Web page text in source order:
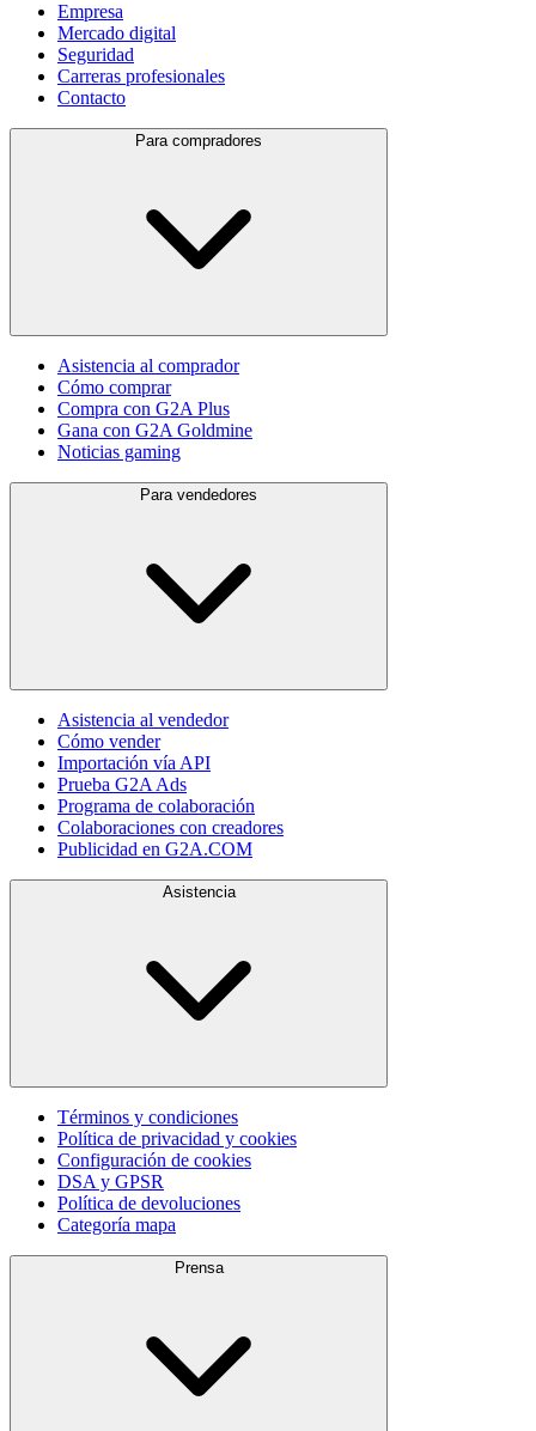
Empresa
Mercado digital
Seguridad
Carreras profesionales
Contacto
Para compradores
Asistencia al comprador
Cómo comprar
Compra con G2A Plus
Gana con G2A Goldmine
Noticias gaming
Para vendedores
Asistencia al vendedor
Cómo vender
Importación vía API
Prueba G2A Ads
Programa de colaboración
Colaboraciones con creadores
Publicidad en G2A.COM
Asistencia
Términos y condiciones
Política de privacidad y cookies
Configuración de cookies
DSA y GPSR
Política de devoluciones
Categoría mapa
Prensa